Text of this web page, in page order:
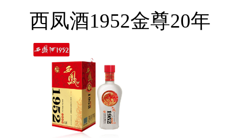
西凤酒1952金尊20年